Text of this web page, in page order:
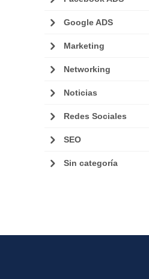
Google ADS
Marketing
Networking
Noticias
Redes Sociales
SEO
Sin categoría